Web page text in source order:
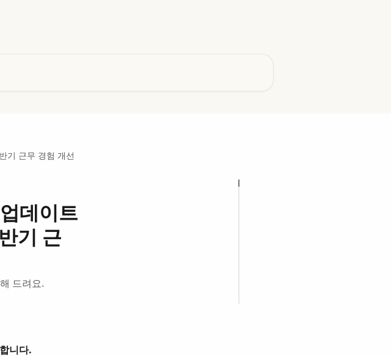
기 근무 경험 개선
데이트
기 근
드려요.
니다.